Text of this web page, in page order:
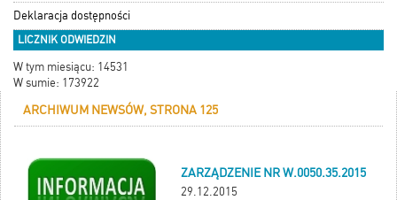
Deklaracja dostępności
LICZNIK ODWIEDZIN
W tym miesiącu: 14531
W sumie: 173922
ARCHIWUM NEWSÓW, STRONA 125
ZARZĄDZENIE NR W.0050.35.2015
29.12.2015